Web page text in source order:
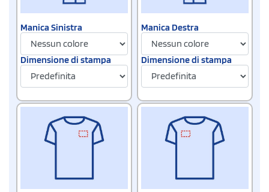
Manica Sinistra
Dimensione di stampa
Manica Destra
Dimensione di stampa